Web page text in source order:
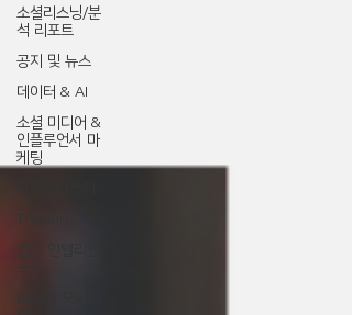
소셜리스닝/분
석 리포트
공지 및 뉴스
데이터 & AI
소셜 미디어 &
인플루언서 마
케팅
Trajaan
검색 인텔리전
스